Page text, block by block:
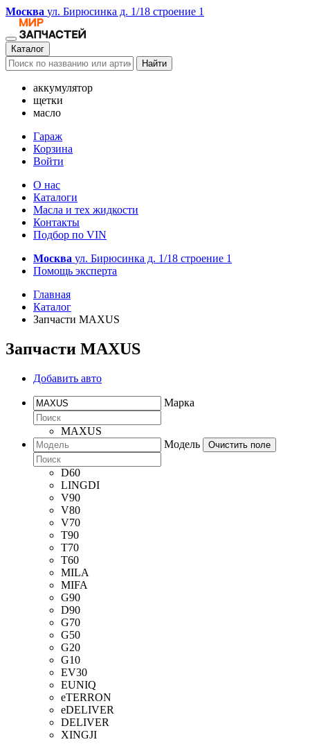
Москва ул. Бирюсинка д. 1/18 строение 1
Каталог
Найти
аккумулятор
щетки
масло
Гараж
Корзина
Войти
О нас
Каталоги
Масла и тех жидкости
Контакты
Подбор по VIN
Москва ул. Бирюсинка д. 1/18 строение 1
Помощь эксперта
Главная
Каталог
Запчасти MAXUS
Запчасти MAXUS
Добавить авто
Марка
MAXUS
Модель
Очистить поле
D60
LINGDI
V90
V80
V70
T90
T70
T60
MILA
MIFA
G90
D90
G70
G50
G20
G10
EV30
EUNIQ
eTERRON
eDELIVER
DELIVER
XINGJI